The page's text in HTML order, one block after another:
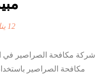
12 يناير، 2025
شركة مكافحة الصراصير
مكافحة الصراصير